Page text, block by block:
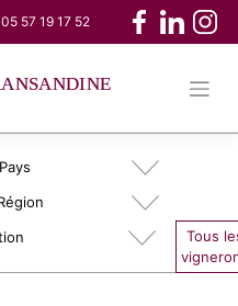
05 57 19 17 52
Tous